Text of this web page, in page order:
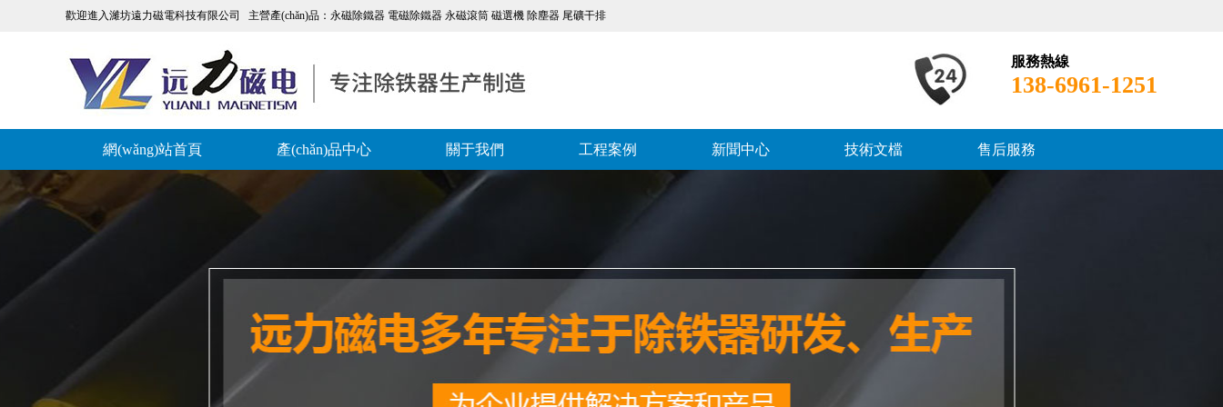
歡迎進入濰坊遠力磁電科技有限公司 主營產(chǎn)品：永磁除鐵器 電磁除鐵器 永磁滾筒 磁選機 除塵器 尾礦干排
服務熱線
138-6961-1251
網(wǎng)站首頁 產(chǎn)品中心 關于我們 工程案例 新聞中心 技術文檔 售后服務